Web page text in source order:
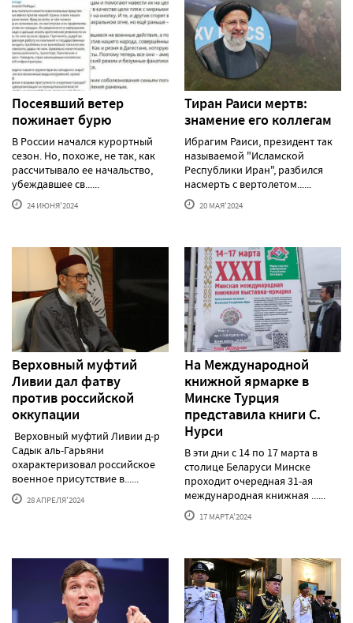
Посеявший ветер
пожинает бурю
В России начался курортный
сезон. Но, похоже, не так, как
рассчитывало ее начальство,
убеждавшее св......
24 ИЮНЯ'2024
Тиран Раиси мертв:
знамение его коллегам
Ибрагим Раиси, президент так
называемой "Исламской
Республики Иран", разбился
насмерть с вертолетом......
20 МАЯ'2024
Верховный муфтий
Ливии дал фатву
против российской
оккупации
Верховный муфтий Ливии д-р
Садык аль-Гарьяни
охарактеризовал российское
военное присутствие в......
28 АПРЕЛЯ'2024
На Международной
книжной ярмарке в
Минске Турция
представила книги С.
Нурси
В эти дни с 14 по 17 марта в
столице Беларуси Минске
проходит очередная 31-ая
международная книжная ......
17 МАРТА'2024